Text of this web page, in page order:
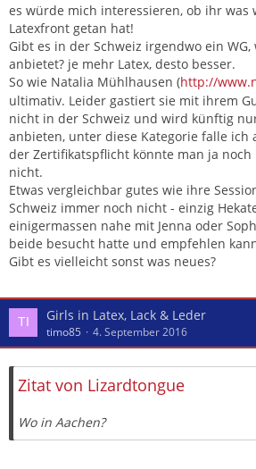
es würde mich interessieren, ob ihr was
Latexfront getan hat!
Gibt es in der Schweiz irgendwo ein WG,
anbietet? je mehr Latex, desto besser.
So wie Natalia Mühlhausen (http://
ultimativ. Leider gastiert sie mit ihrem
nicht in der Schweiz und wird künftig
anbieten, unter diese Kategorie falle
der Zertifikatspflicht könnte man ja noch
nicht.
Etwas vergleichbar gutes wie ihre
Schweiz immer noch nicht - einzig
einigermassen nahe mit Jenna oder
beide besucht hatte und empfehlen
Gibt es vielleicht sonst was neues?
Girls in Latex, Lack & Leder
timo85 4. September 2016
Zitat von Lizardtongue
Wo in Aachen?